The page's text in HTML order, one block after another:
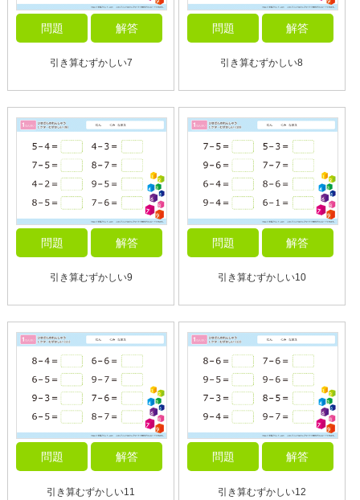
問題 解答
引き算むずかしい7
問題 解答
引き算むずかしい8
問題 解答
引き算むずかしい9
問題 解答
引き算むずかしい10
問題 解答
引き算むずかしい11
問題 解答
引き算むずかしい12